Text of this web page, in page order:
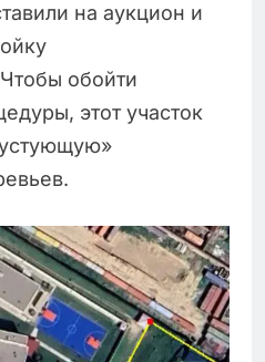
на аукцион и
обойти
этот участок